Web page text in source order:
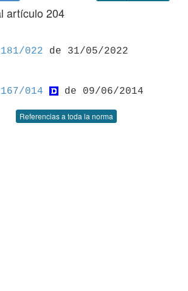
artículo 204
022 de 31/05/2022
014
Referencias a toda la norma